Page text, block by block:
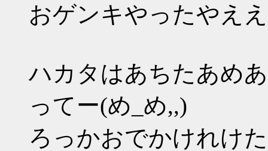
おゲンキやったやえ
ハカタはあちたあめ
ってー(め_め,,)
ろっかおでかけれけ